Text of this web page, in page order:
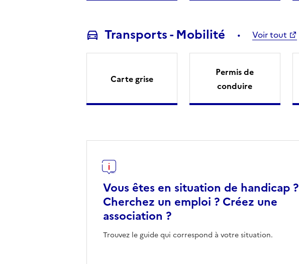
Transports - Mobilité Voir tout
Carte grise
Permis de
conduire
Vous êtes en situation de handicap ?
Cherchez un emploi ? Créez une
association ?
Trouvez le guide qui correspond à votre situation.